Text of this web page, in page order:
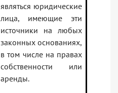
являться юридические
лица, имеющие эти
источники на любых
законных основаниях,
в том числе на правах
собственности или
аренды.